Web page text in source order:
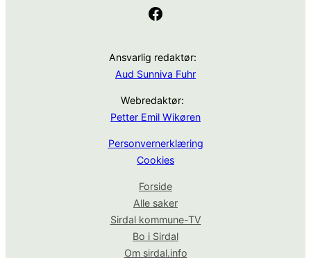
Facebook
Ansvarlig redaktør:
Aud Sunniva Fuhr
Webredaktør:
Petter Emil Wikøren
Personvernerklæring
Cookies
Forside
Alle saker
Sirdal kommune-TV
Bo i Sirdal
Om sirdal.info